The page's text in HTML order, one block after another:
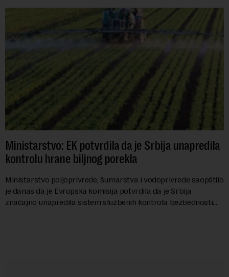
Ministarstvo: EK potvrdila da je Srbija unapredila
kontrolu hrane biljnog porekla
Ministarstvo poljoprivrede, šumarstva i vodoprivrede saopštilo
je danas da je Evropska komisija potvrdila da je Srbija
značajno unapredila sistem službenih kontrola bezbednosti